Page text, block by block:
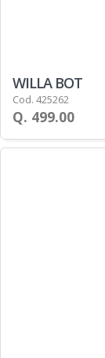
WILLA BOT
Cod. 425262
Q. 499.00